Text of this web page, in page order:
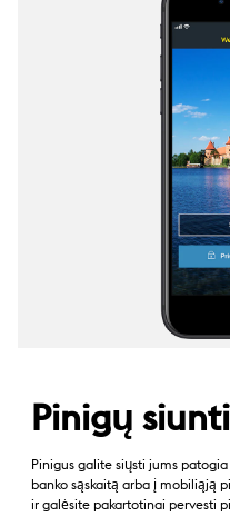
Pinigų
Pinigus galite siųsti jums
banko sąskaitą arba į mobiliąją
ir galėsite pakartotinai pervesti